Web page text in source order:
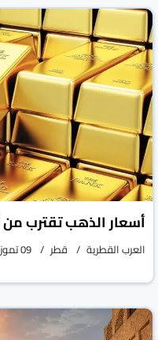
أسعار الذهب تقترب
العرب القطرية قطر 09 تموز/يوليو 2026